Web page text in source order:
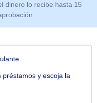
dinero lo recibe hasta 15
y escoja la